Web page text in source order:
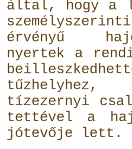
által, hogy a
érvényű
nyertek a
tízezernyi
tettével a
jótevője lett.